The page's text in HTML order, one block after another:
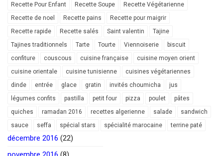
Recette Pour Enfant
Recette Soupe
Recette Végétarienne
Recette de noel
Recette pains
Recette pour maigrir
Recette rapide
Recette salés Saint valentin
Tajine
Tajines traditionnels
Tarte Tourte Viennoiserie
biscuit
confiture
couscous cuisine française
cuisine moyen orient
cuisine orientale
cuisine tunisienne
cuisines végétariennes
dinde
entrée glace gratin invités choumicha
jus
légumes confits
pastilla petit four pizza poulet
pâtes
quiches
ramadan 2016 recettes algerienne salade
sandwich
sauce
seffa spécial stars spécialité marocaine terrine paté
décembre 2016 (22)